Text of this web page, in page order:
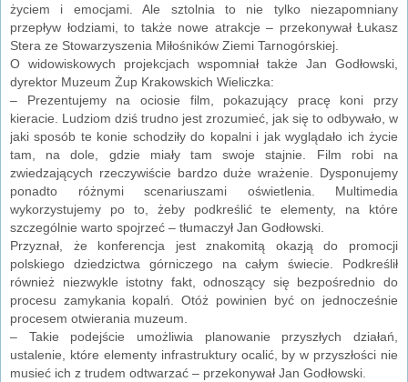
życiem i emocjami. Ale sztolnia to nie tylko niezapomniany
przepływ łodziami, to także nowe atrakcje – przekonywał Łukasz
Stera ze Stowarzyszenia Miłośników Ziemi Tarnogórskiej.
O widowiskowych projekcjach wspomniał także Jan Godłowski,
dyrektor Muzeum Żup Krakowskich Wieliczka:
– Prezentujemy na ociosie film, pokazujący pracę koni przy
kieracie. Ludziom dziś trudno jest zrozumieć, jak się to odbywało, w
jaki sposób te konie schodziły do kopalni i jak wyglądało ich życie
tam, na dole, gdzie miały tam swoje stajnie. Film robi na
zwiedzających rzeczywiście bardzo duże wrażenie. Dysponujemy
ponadto różnymi scenariuszami oświetlenia. Multimedia
wykorzystujemy po to, żeby podkreślić te elementy, na które
szczególnie warto spojrzeć – tłumaczył Jan Godłowski.
Przyznał, że konferencja jest znakomitą okazją do promocji
polskiego dziedzictwa górniczego na całym świecie. Podkreślił
również niezwykle istotny fakt, odnoszący się bezpośrednio do
procesu zamykania kopalń. Otóż powinien być on jednocześnie
procesem otwierania muzeum.
– Takie podejście umożliwia planowanie przyszłych działań,
ustalenie, które elementy infrastruktury ocalić, by w przyszłości nie
musieć ich z trudem odtwarzać – przekonywał Jan Godłowski.